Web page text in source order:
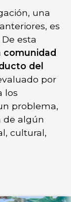
una
es
esta
comunidad
del
por
los
problema,
de algún
cultural,